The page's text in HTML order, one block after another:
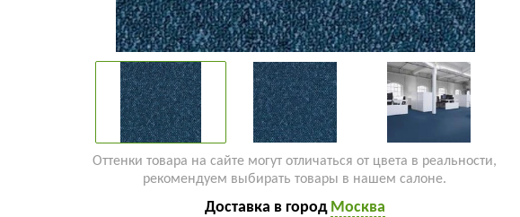
Оттенки товара на сайте могут отличаться от цвета в реальности,
рекомендуем выбирать товары в нашем салоне.
Доставка в город Москва